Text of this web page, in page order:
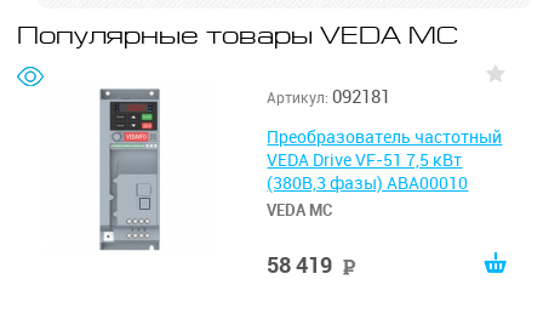
Популярные товары VEDA MC
Артикул: 092181
Преобразователь частотный
VEDA Drive VF-51 7,5 кВт
(380В,3 фазы) ABA00010
VEDA MC
58 419